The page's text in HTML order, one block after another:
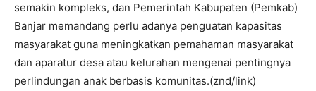
semakin kompleks, dan Pemerintah Kabupaten (Pemkab)
Banjar memandang perlu adanya penguatan kapasitas
masyarakat guna meningkatkan pemahaman masyarakat
dan aparatur desa atau kelurahan mengenai pentingnya
perlindungan anak berbasis komunitas.(znd/link)